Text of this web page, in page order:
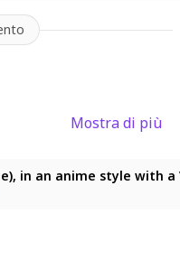
Mostra di più
in an anime style with